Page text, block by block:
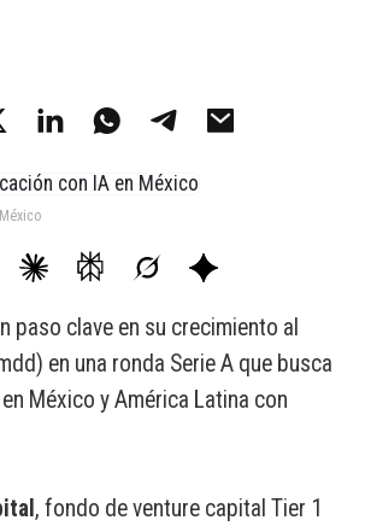
paso clave en su crecimiento al
en una ronda Serie A que busca
México y América Latina con
, fondo de venture capital Tier 1